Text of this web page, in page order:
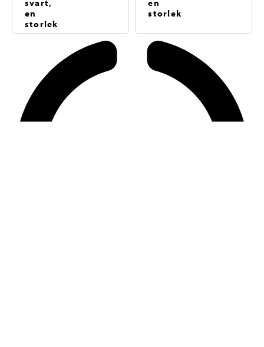
svart,
en
storlek
en
storlek